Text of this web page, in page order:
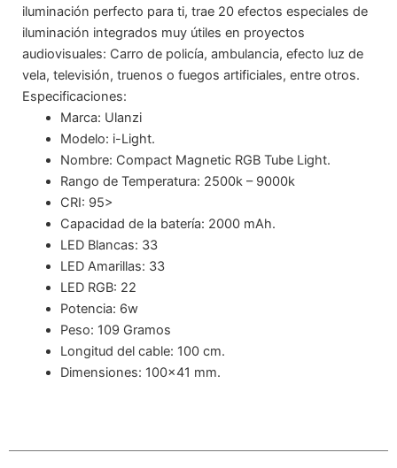
iluminación perfecto para ti, trae 20 efectos especiales de
iluminación integrados muy útiles en proyectos
audiovisuales: Carro de policía, ambulancia, efecto luz de
vela, televisión, truenos o fuegos artificiales, entre otros.
Especificaciones:
Marca: Ulanzi
Modelo: i-Light.
Nombre: Compact Magnetic RGB Tube Light.
Rango de Temperatura: 2500k – 9000k
CRI: 95>
Capacidad de la batería: 2000 mAh.
LED Blancas: 33
LED Amarillas: 33
LED RGB: 22
Potencia: 6w
Peso: 109 Gramos
Longitud del cable: 100 cm.
Dimensiones: 100×41 mm.